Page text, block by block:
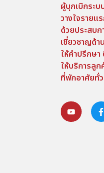
ผู้บุกเบิกระบ
วางใจรายแ
ด้วยประสบก
เชี่ยวชาญด้
ให้คำปรึกษ
ให้บริการลูก
ที่พักอาศัยทั่